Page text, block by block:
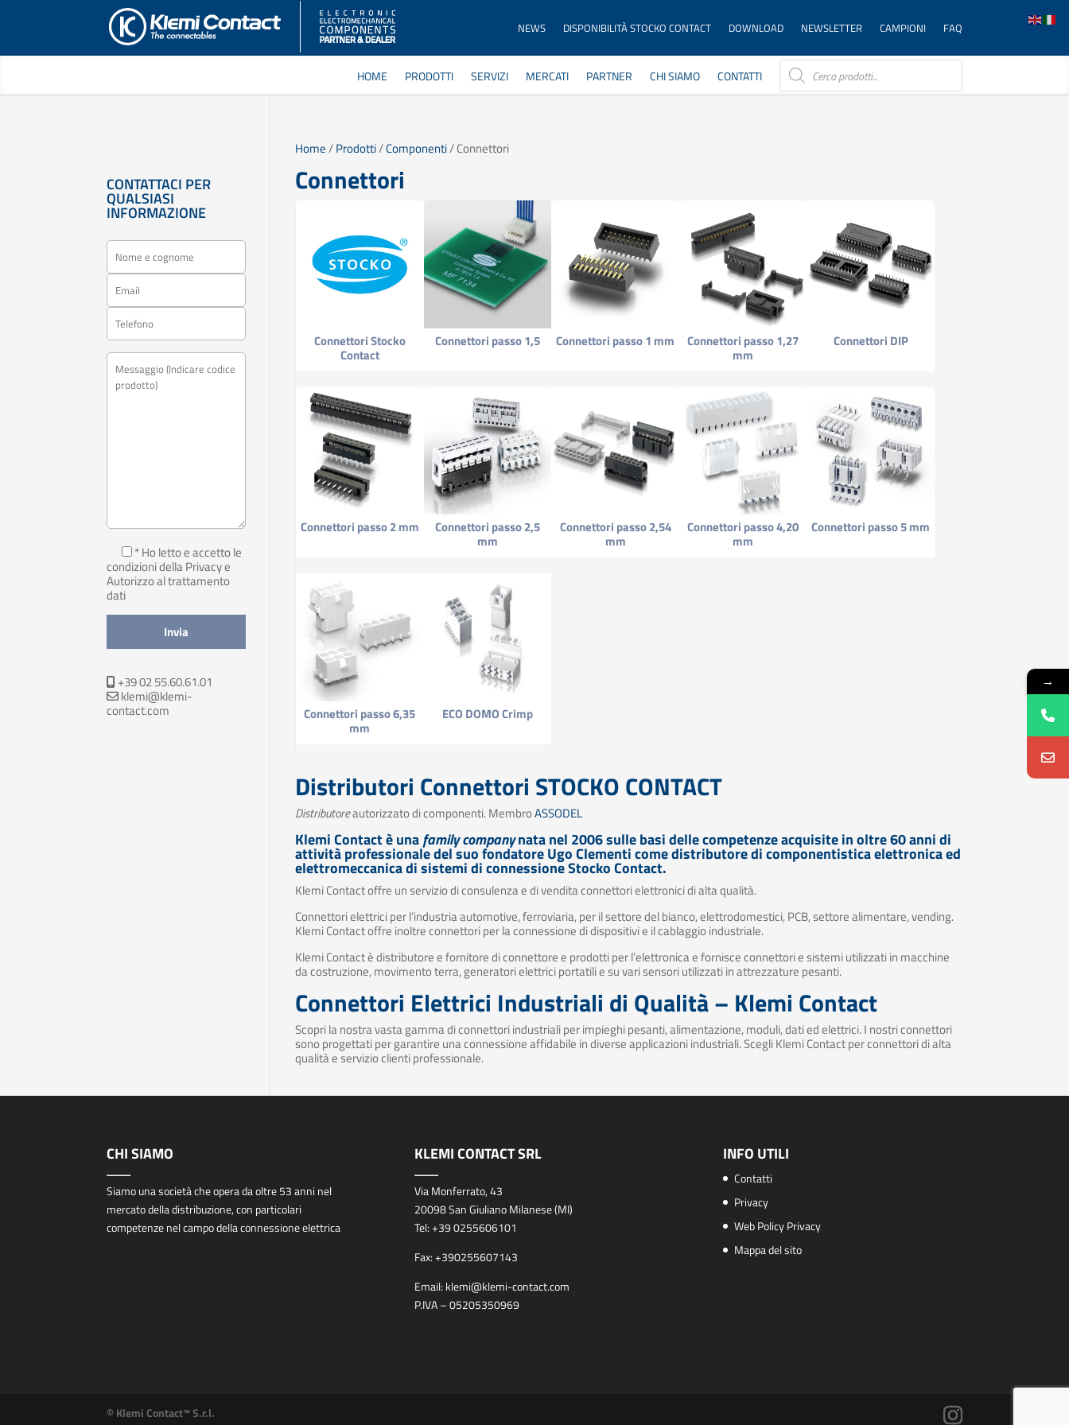
NEWS DISPONIBILITÀ STOCKO CONTACT DOWNLOAD NEWSLETTER CAMPIONI FAQ
HOME PRODOTTI SERVIZI MERCATI PARTNER CHI SIAMO CONTATTI
Products
search
Home/Prodotti/Componenti/ Connettori
Connettori
Connettori Stocko
Contact
Connettori passo 1,5 Connettori passo 1 mm Connettori passo 1,27
mm
Connettori DIP
Connettori passo 2 mm Connettori passo 2,5
mm
Connettori passo 2,54
mm
Connettori passo 4,20
mm
Connettori passo 5 mm
Connettori passo 6,35
mm
ECO DOMO Crimp
Distributori Connettori STOCKO CONTACT
Distributoreautorizzato di componenti. MembroASSODEL
Klemi Contact è unafamily companynata nel 2006 sulle basi delle competenze acquisite in oltre 60 anni di
attività professionale del suo fondatore Ugo Clementi come distributore di componentistica elettronica ed
elettromeccanica di sistemi di connessione Stocko Contact.
Klemi Contact offre un servizio di consulenza e di vendita connettori elettronici di alta qualità.
Connettori elettrici per l’industria automotive, ferroviaria, per il settore del bianco, elettrodomestici, PCB, settore alimentare, vending.
Klemi Contact offre inoltre connettori per la connessione di dispositivi e il cablaggio industriale.
Klemi Contact è distributore e fornitore di connettore e prodotti per l’elettronica e fornisce connettori e sistemi utilizzati in macchine
da costruzione, movimento terra, generatori elettrici portatili e su vari sensori utilizzati in attrezzature pesanti.
Connettori Elettrici Industriali di Qualità – Klemi Contact
Scopri la nostra vasta gamma di connettori industriali per impieghi pesanti, alimentazione, moduli, dati ed elettrici. I nostri connettori
sono progettati per garantire una connessione affidabile in diverse applicazioni industriali. Scegli Klemi Contact per connettori di alta
qualità e servizio clienti professionale.
CONTATTACI PER
QUALSIASI
INFORMAZIONE
* Ho letto e accetto le
condizioni della Privacye
Autorizzo al trattamento
dati
+39 02 55.60.61.01
klemi@klemi-
contact.com
CHI SIAMO
Siamo una società che opera da oltre 53 anni nel
mercato della distribuzione, con particolari
competenze nel campo della connessione elettrica
KLEMI CONTACT SRL
Via Monferrato, 43
20098 San Giuliano Milanese (MI)
Tel:+39 0255606101
Fax:+390255607143
Email: klemi@klemi-contact.com
P.IVA – 05205350969
INFO UTILI
Contatti
Privacy
Web Policy Privacy
Mappa del sito
© Klemi Contact™ S.r.l.
→